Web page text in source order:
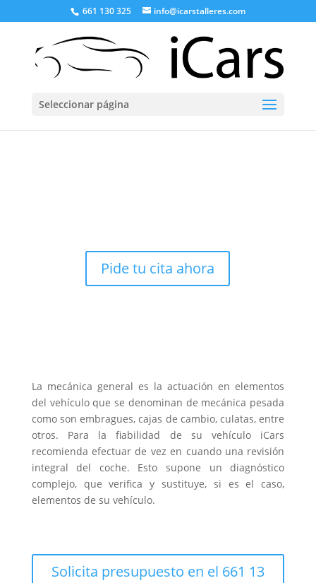
661 130 325 info@icarstalleres.com
Seleccionar página
Pide tu cita ahora
La mecánica general es la actuación en elementos
del vehículo que se denominan de mecánica pesada
como son embragues, cajas de cambio, culatas, entre
otros. Para la fiabilidad de su vehículo iCars
recomienda efectuar de vez en cuando una revisión
integral del coche. Esto supone un diagnóstico
complejo, que verifica y sustituye, si es el caso,
elementos de su vehículo.
Solicita presupuesto en el 661 13